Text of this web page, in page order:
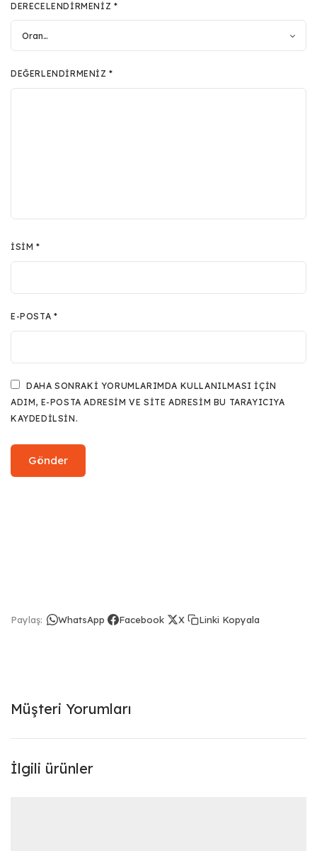
DERECELENDIRMENIZ *
DEĞERLENDIRMENIZ*
İSIM*
E-POSTA *
DAHA SONRAKI YORUMLARIMDA KULLANILMASI IÇIN
ADIM, E-POSTA ADRESIM VE SITE ADRESIM BU TARAYICIYA
KAYDEDILSIN.
Paylaş: WhatsApp Facebook X Linki Kopyala
Müşteri Yorumları
İlgili ürünler